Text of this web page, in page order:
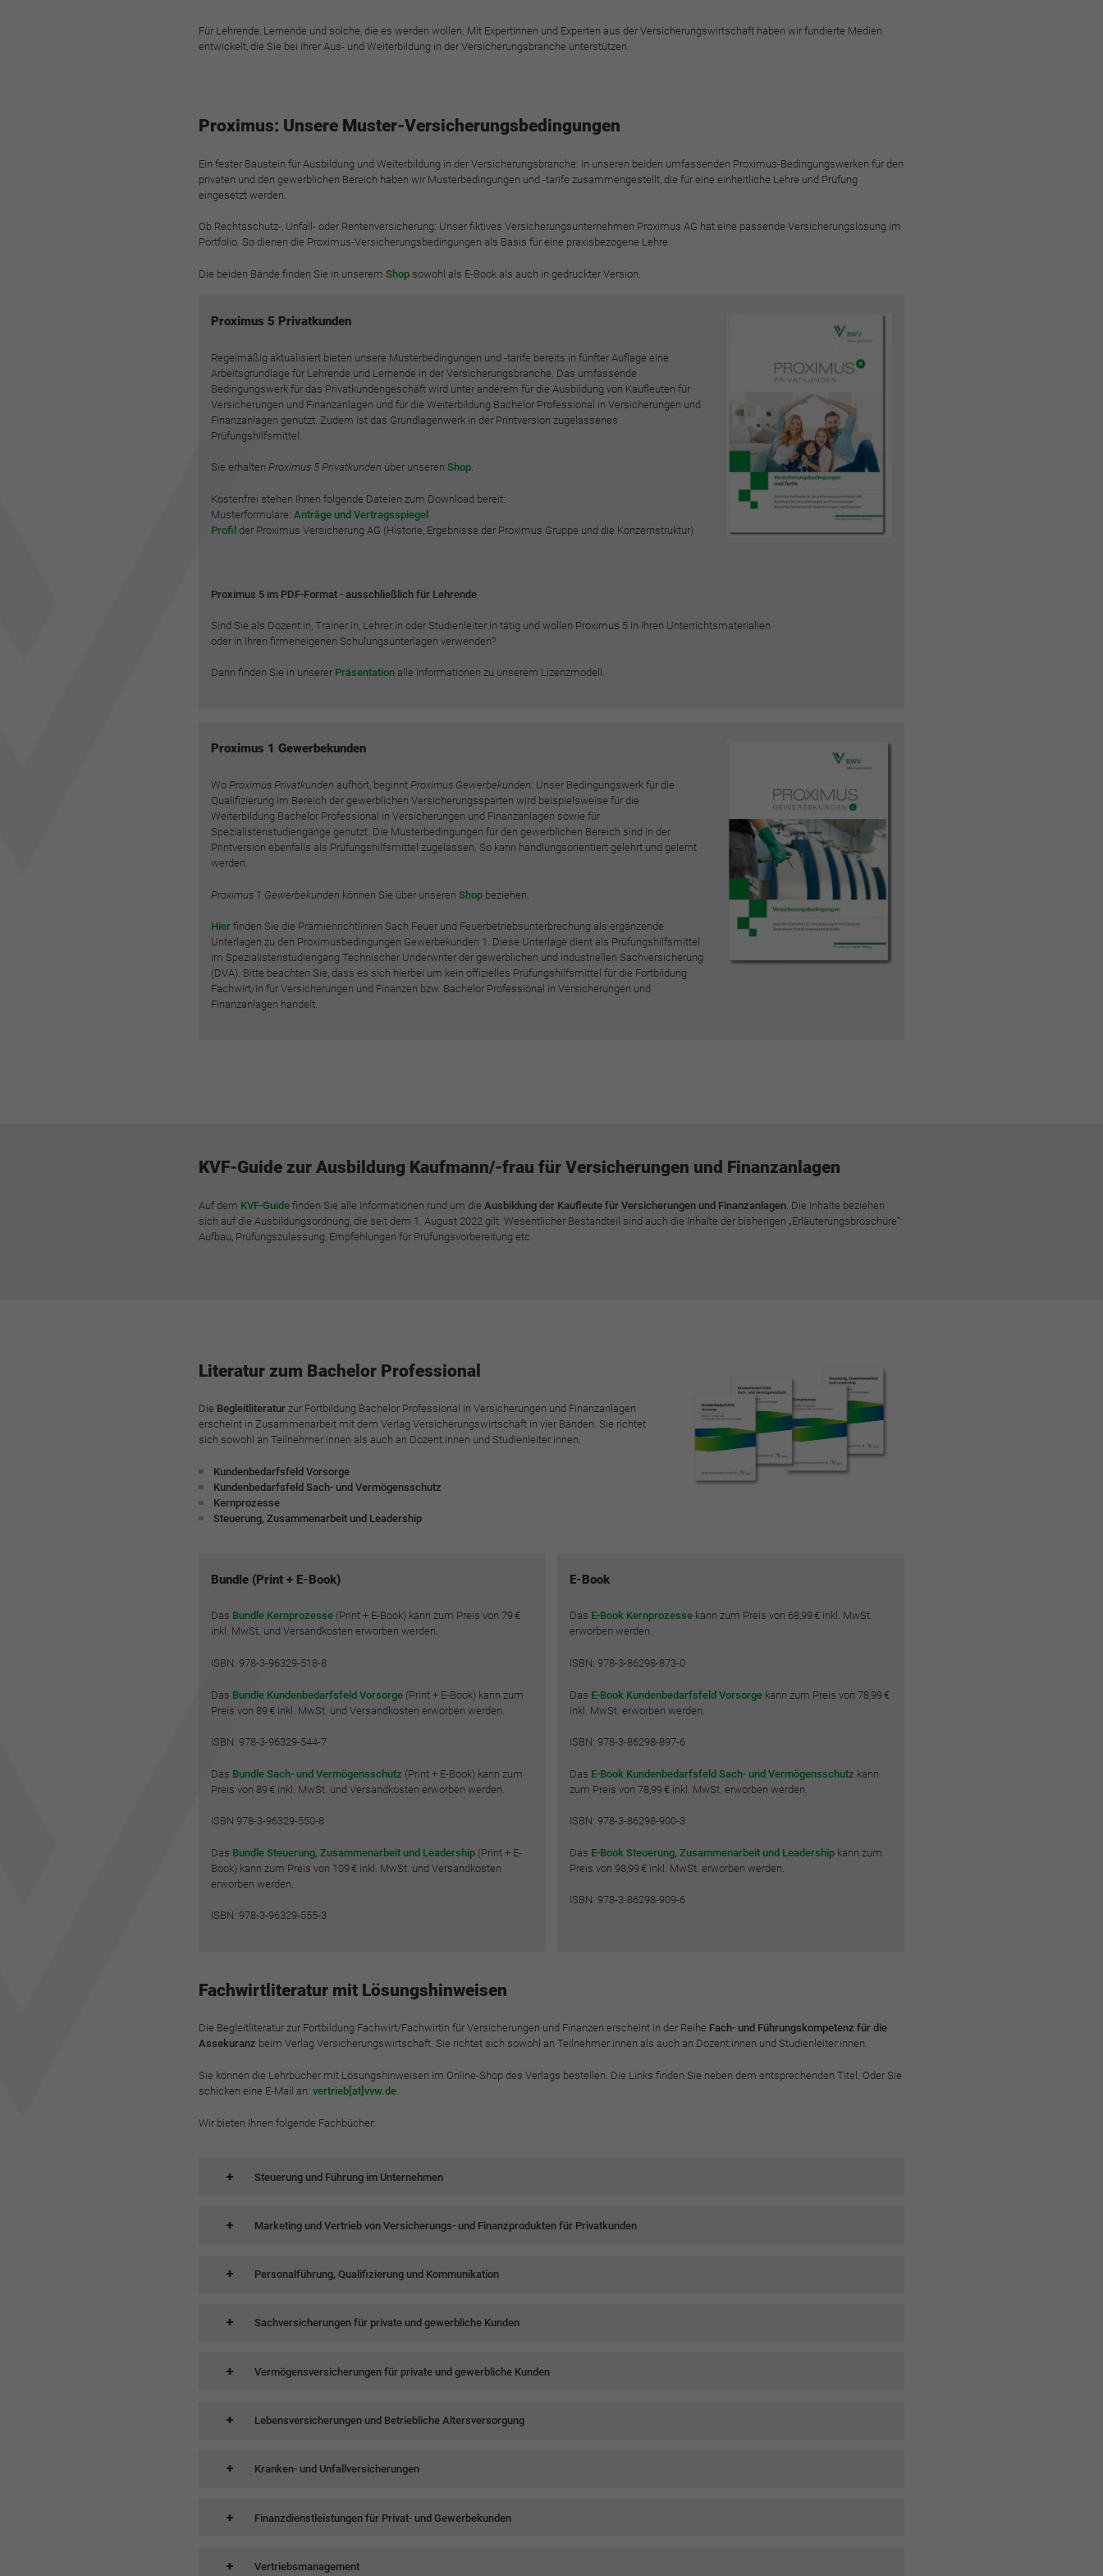
Für Lehrende, Lernende und solche, die es werden wollen: Mit Expertinnen und Experten aus der Versicherungswirtschaft haben wir fundierte Medien
entwickelt, die Sie bei Ihrer Aus- und Weiterbildung in der Versicherungsbranche unterstützen.
Proximus: Unsere Muster-Versicherungsbedingungen
Ein fester Baustein für Ausbildung und Weiterbildung in der Versicherungsbranche: In unseren beiden umfassenden Proximus-Bedingungswerken für den
privaten und den gewerblichen Bereich haben wir Musterbedingungen und -tarife zusammengestellt, die für eine einheitliche Lehre und Prüfung
eingesetzt werden.
Ob Rechtsschutz-, Unfall- oder Rentenversicherung: Unser fiktives Versicherungsunternehmen Proximus AG hat eine passende Versicherungslösung im
Portfolio. So dienen die Proximus-Versicherungsbedingungen als Basis für eine praxisbezogene Lehre.
Die beiden Bände finden Sie in unserem Shop sowohl als E-Book als auch in gedruckter Version.
Proximus 5 Privatkunden
Regelmäßig aktualisiert bieten unsere Musterbedingungen und -tarife bereits in fünfter Auflage eine
Arbeitsgrundlage für Lehrende und Lernende in der Versicherungsbranche. Das umfassende
Bedingungswerk für das Privatkundengeschäft wird unter anderem für die Ausbildung von Kaufleuten für
Versicherungen und Finanzanlagen und für die Weiterbildung Bachelor Professional in Versicherungen und
Finanzanlagen genutzt. Zudem ist das Grundlagenwerk in der Printversion zugelassenes
Prüfungshilfsmittel.
Sie erhalten Proximus 5 Privatkunden über unseren Shop.
Kostenfrei stehen Ihnen folgende Dateien zum Download bereit:
Musterformulare: Anträge und Vertragsspiegel
Profilder Proximus Versicherung AG (Historie, Ergebnisse der Proximus Gruppe und die Konzernstruktur)
Proximus 5 im PDF-Format - ausschließlich für Lehrende
Sind Sie als Dozent:in, Trainer:in, Lehrer:in oder Studienleiter:in tätig und wollen Proximus 5 in Ihren Unterrichtsmaterialien
oder in Ihren firmeneigenen Schulungsunterlagen verwenden?
Dann finden Sie in unserer Präsentationalle Informationen zu unserem Lizenzmodell.
Proximus 1 Gewerbekunden
Wo Proximus Privatkunden aufhört, beginnt Proximus Gewerbekunden: Unser Bedingungswerk für die
Qualifizierung im Bereich der gewerblichen Versicherungssparten wird beispielsweise für die
Weiterbildung Bachelor Professional in Versicherungen und Finanzanlagen sowie für
Spezialistenstudiengänge genutzt. Die Musterbedingungen für den gewerblichen Bereich sind in der
Printversion ebenfalls als Prüfungshilfsmittel zugelassen. So kann handlungsorientiert gelehrt und gelernt
werden.
Proximus 1 Gewerbekunden können Sie über unseren Shopbeziehen.
Hierfinden Sie die Prämienrichtlinien Sach Feuer und Feuerbetriebsunterbrechung als ergänzende
Unterlagen zu den Proximusbedingungen Gewerbekunden 1. Diese Unterlage dient als Prüfungshilfsmittel
im Spezialistenstudiengang Technischer Underwriter der gewerblichen und industriellen Sachversicherung
(DVA). Bitte beachten Sie, dass es sich hierbei um kein offizielles Prüfungshilfsmittel für die Fortbildung
Fachwirt/in für Versicherungen und Finanzen bzw. Bachelor Professional in Versicherungen und
Finanzanlagen handelt.
KVF-Guide zur Ausbildung Kaufmann/-frau für Versicherungen und Finanzanlagen
Auf dem KVF-Guidefinden Sie alle Informationen rund um die Ausbildung der Kaufleute für Versicherungen und Finanzanlagen. Die Inhalte beziehen
sich auf die Ausbildungsordnung, die seit dem 1. August 2022 gilt. Wesentlicher Bestandteil sind auch die Inhalte der bisherigen „Erläuterungsbroschüre“:
Aufbau, Prüfungszulassung, Empfehlungen für Prüfungsvorbereitung etc.
Literatur zum Bachelor Professional
Die Begleitliteraturzur Fortbildung Bachelor Professional in Versicherungen und Finanzanlagen
erscheint in Zusammenarbeit mit dem Verlag Versicherungswirtschaft in vier Bänden. Sie richtet
sich sowohl an Teilnehmer:innen als auch an Dozent:innen und Studienleiter:innen.
Kundenbedarfsfeld Vorsorge
Kundenbedarfsfeld Sach- und Vermögensschutz
Kernprozesse
Steuerung, Zusammenarbeit und Leadership
Bundle (Print + E-Book)
Das Bundle Kernprozesse(Print + E-Book) kann zum Preis von 79 €
inkl. MwSt. und Versandkosten erworben werden.
ISBN: 978-3-96329-518-8
Das Bundle Kundenbedarfsfeld Vorsorge(Print + E-Book) kann zum
Preis von 89 € inkl. MwSt. und Versandkosten erworben werden.
ISBN: 978-3-96329-544-7
Das Bundle Sach- und Vermögensschutz (Print + E-Book) kann zum
Preis von 89 € inkl. MwSt. und Versandkosten erworben werden.
ISBN 978-3-96329-550-8
Das Bundle Steuerung, Zusammenarbeit und Leadership (Print + E-
Book) kann zum Preis von 109 € inkl. MwSt. und Versandkosten
erworben werden.
ISBN: 978-3-96329-555-3
E-Book
Das E-Book Kernprozesse kann zum Preis von 68,99 € inkl. MwSt.
erworben werden.
ISBN: 978-3-86298-873-0
Das E-Book Kundenbedarfsfeld Vorsorge kann zum Preis von 78,99 €
inkl. MwSt. erworben werden.
ISBN: 978-3-86298-897-6
Das E-Book Kundenbedarfsfeld Sach- und Vermögensschutz kann
zum Preis von 78,99 € inkl. MwSt. erworben werden.
ISBN: 978-3-86298-900-3
Das E-Book Steuerung, Zusammenarbeit und Leadership kann zum
Preis von 98,99 € inkl. MwSt. erworben werden.
ISBN: 978-3-86298-909-6
Fachwirtliteratur mit Lösungshinweisen
Die Begleitliteratur zur Fortbildung Fachwirt/Fachwirtin für Versicherungen und Finanzen erscheint in der Reihe Fach- und Führungskompetenz für die
Assekuranz beim Verlag Versicherungswirtschaft. Sie richtet sich sowohl an Teilnehmer:innen als auch an Dozent:innen und Studienleiter:innen.
Sie können die Lehrbücher mit Lösungshinweisen im Online-Shop des Verlags bestellen. Die Links finden Sie neben dem entsprechenden Titel. Oder Sie
schicken eine E-Mail an: vertrieb[at]vvw.de.
Wir bieten Ihnen folgende Fachbücher:
Steuerung und Führung im Unternehmen
Marketing und Vertrieb von Versicherungs- und Finanzprodukten für Privatkunden
Personalführung, Qualifizierung und Kommunikation
Sachversicherungen für private und gewerbliche Kunden
Vermögensversicherungen für private und gewerbliche Kunden
Lebensversicherungen und Betriebliche Altersversorgung
Kranken- und Unfallversicherungen
Finanzdienstleistungen für Privat- und Gewerbekunden
Vertriebsmanagement
Name cookie_optin
Zweck
Einstellungen für diese Website zu speichern.
Name SgCookieOptin.lastPreferences
Zweck
Unter anderem eine zufällig generierte ID, für die
historische Speicherung Ihrer vorgenommen
Einstellungen, falls der Webseiten-Betreiber dies
eingestellt hat.
Name
Anbieter BWV Verband
Laufzeit Sitzungsende
den Webseiten-Login .
Cookie-Informationen anzeigen
Name _ga
Anbieter Google Analytics
Zweck
Registriert eine eindeutige ID, die verwendet wird,
um statistische Daten dazu, wie der Besucher die
Website nutzt, zu generieren.
Anbieter Google Analytics
Laufzeit 2 Jahre
Zweck
und letzten Besuch. Von Google Analytics
Laufzeit
Zweck
um statistische Daten dazu, wie der Besucher die
Cookie-Informationen anzeigen